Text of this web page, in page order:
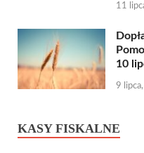
11
10
9
KASY FISKALNE